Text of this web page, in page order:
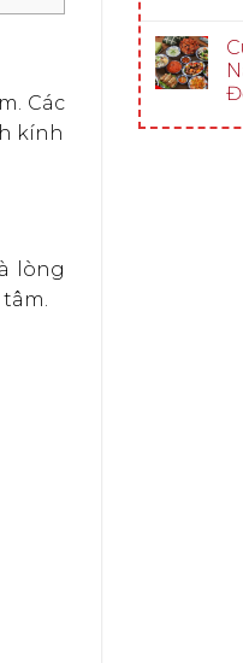
Các
kính
lòng